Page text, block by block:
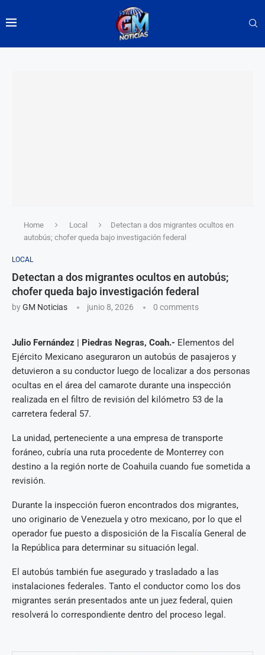
Home Local
Detectan a dos migrantes ocultos en
autobús; chofer queda bajo investigación federal
LOCAL
Detectan a dos migrantes ocultos en autobús;
chofer queda bajo investigación federal
byGM Noticias junio 8, 2026 0 comments
Julio Fernández | Piedras Negras, Coah.- Elementos del
Ejército Mexicano aseguraron un autobús de pasajeros y
detuvieron a su conductor luego de localizar a dos personas
ocultas en el área del camarote durante una inspección
realizada en el filtro de revisión del kilómetro 53 de la
carretera federal 57.
La unidad, perteneciente a una empresa de transporte
foráneo, cubría una ruta procedente de Monterrey con
destino a la región norte de Coahuila cuando fue sometida a
revisión.
Durante la inspección fueron encontrados dos migrantes,
uno originario de Venezuela y otro mexicano, por lo que el
operador fue puesto a disposición de la Fiscalía General de
la República para determinar su situación legal.
El autobús también fue asegurado y trasladado a las
instalaciones federales. Tanto el conductor como los dos
migrantes serán presentados ante un juez federal, quien
resolverá lo correspondiente dentro del proceso legal.